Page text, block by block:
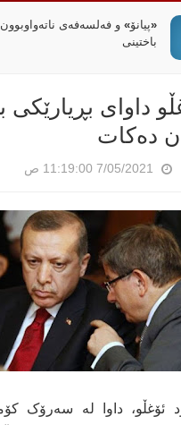
«پیانۆ» و فەلسەفەی
باختینی
داوای بڕیارێکی
دەکات
7/05/2021 11:19:00 ص
ئۆغڵو، داوا لە سەرۆک